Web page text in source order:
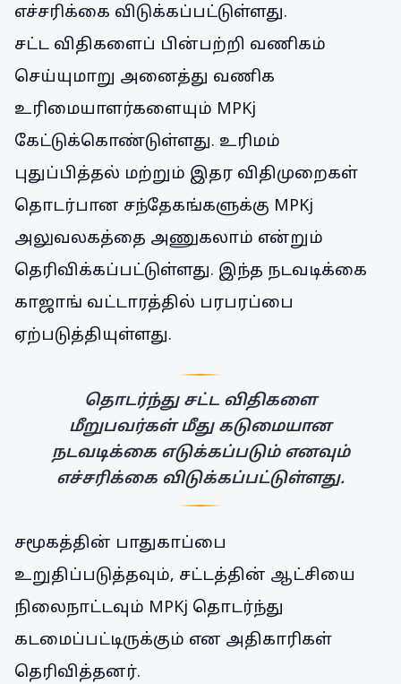
எச்சரிக்கை விடுக்கப்பட்டுள்ளது.
சட்ட விதிகளைப் பின்பற்றி வணிகம்
செய்யுமாறு அனைத்து வணிக
உரிமையாளர்களையும் MPKj
கேட்டுக்கொண்டுள்ளது. உரிமம்
புதுப்பித்தல் மற்றும் இதர விதிமுறைகள்
தொடர்பான சந்தேகங்களுக்கு MPKj
அலுவலகத்தை அணுகலாம் என்றும்
தெரிவிக்கப்பட்டுள்ளது. இந்த நடவடிக்கை
காஜாங் வட்டாரத்தில் பரபரப்பை
ஏற்படுத்தியுள்ளது.
தொடர்ந்து சட்ட விதிகளை
மீறுபவர்கள் மீது கடுமையான
நடவடிக்கை எடுக்கப்படும் எனவும்
எச்சரிக்கை விடுக்கப்பட்டுள்ளது.
சமூகத்தின் பாதுகாப்பை
உறுதிப்படுத்தவும், சட்டத்தின் ஆட்சியை
நிலைநாட்டவும் MPKj தொடர்ந்து
கடமைப்பட்டிருக்கும் என அதிகாரிகள்
தெரிவித்தனர்.